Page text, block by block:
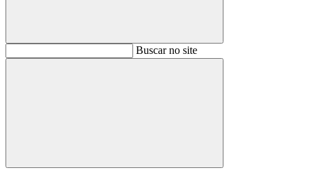
BuscarBuscar no site
Buscar